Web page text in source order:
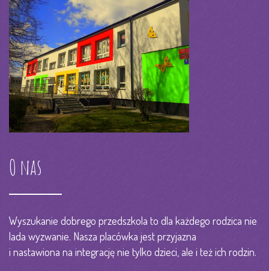
O nas
Wyszukanie dobrego przedszkola to dla każdego rodzica nie
lada wyzwanie. Nasza placówka jest przyjazna
i nastawiona na integrację nie tylko dzieci, ale i też ich rodzin.